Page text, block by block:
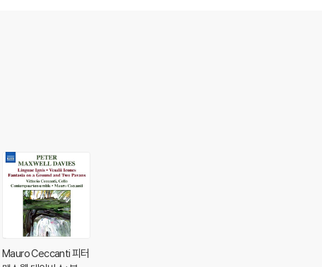
Mauro Ceccanti 피터